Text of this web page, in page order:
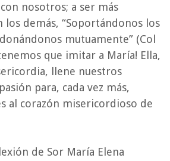
nosotros; a ser más
los demás, “Soportándonos los
mutuamente” (Col
que imitar a María! Ella,
llene nuestros
para, cada vez más,
al corazón misericordioso de
de Sor María Elena